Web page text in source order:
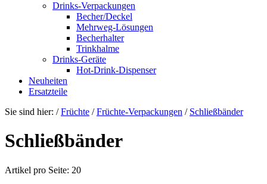
Drinks-Verpackungen
Becher/Deckel
Mehrweg-Lösungen
Becherhalter
Trinkhalme
Drinks-Geräte
Hot-Drink-Dispenser
Neuheiten
Ersatzteile
Sie sind hier: /Früchte /Früchte-Verpackungen / Schließbänder
Schließbänder
Artikel pro Seite: 20